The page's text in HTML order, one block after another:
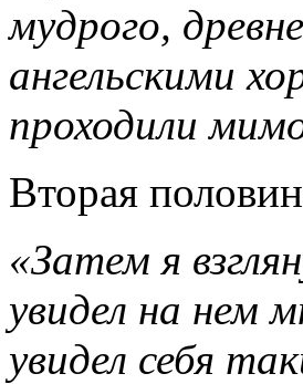
мудрого,
ангельскими
проходили
Вторая
«Затем я
увидел на нем
увидел себя